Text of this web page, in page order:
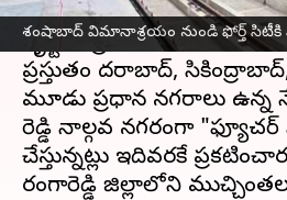
శంషాబాద్ విమానాశ్రయం నుండి ఫోర్త్‌ సిటీకి
హైదరాబాద్నగర అభివృద్ధిపై
దృష్టి కేంద్రీకరించారు.
ప్రస్తుతం హైదరాబాద్,
మూడు ప్రధాన నగరాలు ఉన్న
రెడ్డి నాల్గవ నగరంగా
చేస్తున్నట్లు ఇదివరకే
రంగారెడ్డి జిల్లాలోని